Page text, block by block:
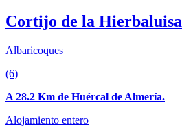
Cortijo de la Hierbaluisa
Albaricoques
(6)
A 28.2 Km de Huércal de Almería.
Alojamiento entero